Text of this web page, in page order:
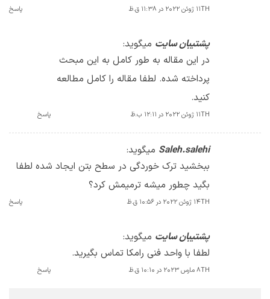
11TH ژوئن 2022 در 11:38 ق.ظ پاسخ
پشتیبان سایت میگوید:
در این مقاله به طور کامل به این مبحث
پرداخته شده. لطفا مقاله را کامل مطالعه
کنید.
11TH ژوئن 2022 در 12:11 ب.ظ پاسخ
Saleh.salehi میگوید:
ببخشید ترک خوردگی در سطح بتن ایجاد شده لطفا
بگید چطور میشه ترمیمش کرد؟
14TH ژوئن 2022 در 10:56 ق.ظ پاسخ
پشتیبان سایت میگوید:
لطفا با واحد فنی رامکا تماس بگیرید.
8TH مارس 2023 در 10:10 ق.ظ پاسخ